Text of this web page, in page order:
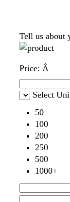
Tell us about
Price: Â
Select
50
100
200
250
500
1000+